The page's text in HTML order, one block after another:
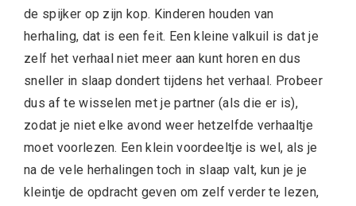
de spijker op zijn kop. Kinderen houden van
herhaling, dat is een feit. Een kleine valkuil is dat je
zelf het verhaal niet meer aan kunt horen en dus
sneller in slaap dondert tijdens het verhaal. Probeer
dus af te wisselen met je partner (als die er is),
zodat je niet elke avond weer hetzelfde verhaaltje
moet voorlezen. Een klein voordeeltje is wel, als je
na de vele herhalingen toch in slaap valt, kun je je
kleintje de opdracht geven om zelf verder te lezen,